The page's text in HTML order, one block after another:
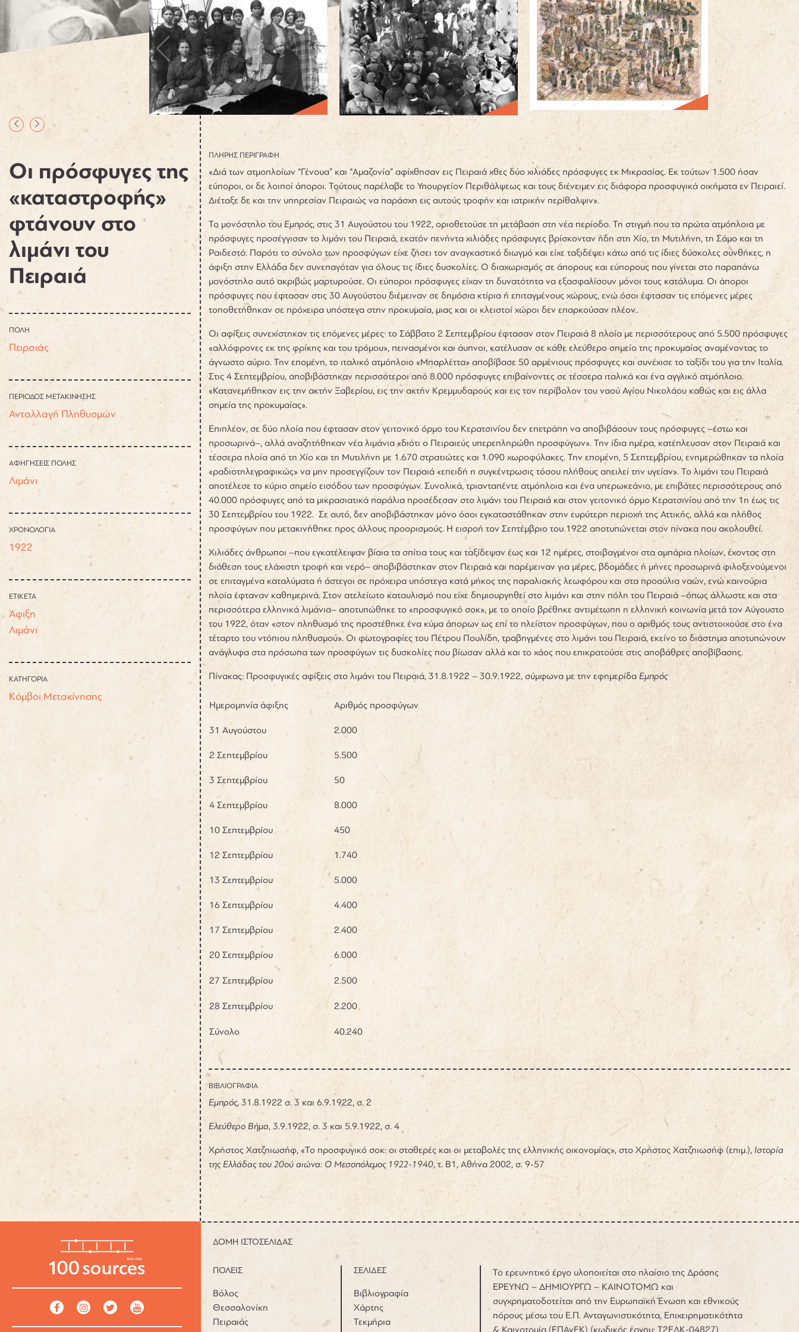
Οι πρόσφυγες της
«καταστροφής»
φτάνουν στο
λιμάνι του
Πειραιά
ΠΟΛΗ
Πειραιάς
ΠΕΡΙΟΔΟΣ ΜΕΤΑΚΙΝΗΣΗΣ
Ανταλλαγή Πληθυσμών
ΑΦΗΓΗΣΕΙΣ ΠΟΛΗΣ
Λιμάνι
ΧΡΟΝΟΛΟΓΙΑ
1922
ΕΤΙΚΕΤΑ
Άφιξη
Λιμάνι
ΚΑΤΗΓΟΡΙΑ
Κόμβοι Μετακίνησης
ΠΛΗΡΗΣ ΠΕΡΙΓΡΑΦΗ
«Διά των ατμοπλοίων “Γένουα” και “Αμαζονία” αφίχθησαν εις Πειραιά χθες δύο χιλιάδες πρόσφυγες εκ Μικρασίας. Εκ τούτων 1.500 ήσαν
εύποροι, οι δε λοιποί άποροι. Τούτους παρέλαβε το Υπουργείον Περιθάλψεως και τους διένειμεν εις διάφορα προσφυγικά οικήματα εν Πειραιεί.
Διέταξε δε και την υπηρεσίαν Πειραιώς να παράσχη εις αυτούς τροφήν και ιατρικήν περίθαλψιν».
Το μονόστηλο του Εμπρός, στις 31 Αυγούστου του 1922, οριοθετούσε τη μετάβαση στη νέα περίοδο. Τη στιγμή που τα πρώτα ατμόπλοια με
πρόσφυγες προσέγγισαν το λιμάνι του Πειραιά, εκατόν πενήντα χιλιάδες πρόσφυγες βρίσκονταν ήδη στη Χίο, τη Μυτιλήνη, τη Σάμο και τη
Ραιδεστό. Παρότι το σύνολο των προσφύγων είχε ζήσει τον αναγκαστικό διωγμό και είχε ταξιδέψει κάτω από τις ίδιες δύσκολες συνθήκες, η
άφιξη στην Ελλάδα δεν συνεπαγόταν για όλους τις ίδιες δυσκολίες. Ο διαχωρισμός σε άπορους και εύπορους που γίνεται στο παραπάνω
μονόστηλο αυτό ακριβώς μαρτυρούσε. Οι εύποροι πρόσφυγες είχαν τη δυνατότητα να εξασφαλίσουν μόνοι τους κατάλυμα. Οι άποροι
πρόσφυγες που έφτασαν στις 30 Αυγούστου διέμειναν σε δημόσια κτίρια ή επιταγμένους χώρους, ενώ όσοι έφτασαν τις επόμενες μέρες
τοποθετήθηκαν σε πρόχειρα υπόστεγα στην προκυμαία, μιας και οι κλειστοί χώροι δεν επαρκούσαν πλέον..
Οι αφίξεις συνεχίστηκαν τις επόμενες μέρες· το Σάββατο 2 Σεπτεμβρίου έφτασαν στον Πειραιά 8 πλοία με περισσότερους από 5.500 πρόσφυγες
«αλλόφρονες εκ της φρίκης και του τρόμου», πεινασμένοι και άυπνοι, κατέλυσαν σε κάθε ελεύθερο σημείο της προκυμαίας αναμένοντας το
άγνωστο αύριο. Την επομένη, το ιταλικό ατμόπλοιο «Μπαρλέττα» αποβίβασε 50 αρμένιους πρόσφυγες και συνέχισε το ταξίδι του για την Ιταλία.
Στις 4 Σεπτεμβρίου, αποβιβάστηκαν περισσότεροι από 8.000 πρόσφυγες επιβαίνοντες σε τέσσερα ιταλικά και ένα αγγλικό ατμόπλοιο.
«Κατανεμήθηκαν εις την ακτήν Ξαβερίου, εις την ακτήν Κρεμμυδαρούς και εις τον περίβολον του ναού Αγίου Νικολάου καθώς και εις άλλα
σημεία της προκυμαίας».
Επιπλέον, σε δύο πλοία που έφτασαν στον γειτονικό όρμο του Κερατσινίου δεν επετράπη να αποβιβάσουν τους πρόσφυγες –έστω και
προσωρινά–, αλλά αναζητήθηκαν νέα λιμάνια «διότι ο Πειραιεύς υπερεπληρώθη προσφύγων». Την ίδια ημέρα, κατέπλευσαν στον Πειραιά και
τέσσερα πλοία από τη Χίο και τη Μυτιλήνη με 1.670 στρατιώτες και 1.090 χωροφύλακες. Την επομένη, 5 Σεπτεμβρίου, ενημερώθηκαν τα πλοία
«ραδιοτηλεγραφικώς» να μην προσεγγίζουν τον Πειραιά «επειδή η συγκέντρωσις τόσου πλήθους απειλεί την υγείαν». Το λιμάνι του Πειραιά
αποτέλεσε το κύριο σημείο εισόδου των προσφύγων. Συνολικά, τριανταπέντε ατμόπλοια και ένα υπερωκεάνιο, με επιβάτες περισσότερους από
40.000 πρόσφυγες από τα μικρασιατικά παράλια προσέδεσαν στο λιμάνι του Πειραιά και στον γειτονικό όρμο Κερατσινίου από την 1η έως τις
30 Σεπτεμβρίου του 1922. Σε αυτό, δεν αποβιβάστηκαν μόνο όσοι εγκαταστάθηκαν στην ευρύτερη περιοχή της Αττικής, αλλά και πλήθος
προσφύγων που μετακινήθηκε προς άλλους προορισμούς. Η εισροή τον Σεπτέμβριο του 1922 αποτυπώνεται στον πίνακα που ακολουθεί.
Χιλιάδες άνθρωποι –που εγκατέλειψαν βίαια τα σπίτια τους και ταξίδεψαν έως και 12 ημέρες, στοιβαγμένοι στα αμπάρια πλοίων, έχοντας στη
διάθεση τους ελάχιστη τροφή και νερό– αποβιβάστηκαν στον Πειραιά και παρέμειναν για μέρες, βδομάδες ή μήνες προσωρινά φιλοξενούμενοι
σε επιταγμένα καταλύματα ή άστεγοι σε πρόχειρα υπόστεγα κατά μήκος της παραλιακής λεωφόρου και στα προαύλια ναών, ενώ καινούρια
πλοία έφταναν καθημερινά. Στον ατελείωτο καταυλισμό που είχε δημιουργηθεί στο λιμάνι και στην πόλη του Πειραιά –όπως άλλωστε και στα
περισσότερα ελληνικά λιμάνια– αποτυπώθηκε το «προσφυγικό σοκ», με το οποίο βρέθηκε αντιμέτωπη η ελληνική κοινωνία μετά τον Αύγουστο
του 1922, όταν «στον πληθυσμό της προστέθηκε ένα κύμα άπορων ως επί το πλείστον προσφύγων, που ο αριθμός τους αντιστοιχούσε στο ένα
τέταρτο του ντόπιου πληθυσμού». Οι φωτογραφίες του Πέτρου Πουλίδη, τραβηγμένες στο λιμάνι του Πειραιά, εκείνο το διάστημα αποτυπώνουν
ανάγλυφα στα πρόσωπα των προσφύγων τις δυσκολίες που βίωσαν αλλά και το χάος που επικρατούσε στις αποβάθρες αποβίβασης.
Πίνακας: Προσφυγικές αφίξεις στο λιμάνι του Πειραιά, 31.8.1922 – 30.9.1922, σύμφωνα με την εφημερίδα Εμπρός
Ημερομηνία άφιξης Αριθμός προσφύγων
31 Αυγούστου 2.000
2 Σεπτεμβρίου 5.500
3 Σεπτεμβρίου 50
4 Σεπτεμβρίου 8.000
10 Σεπτεμβρίου 450
12 Σεπτεμβρίου 1.740
13 Σεπτεμβρίου 5.000
16 Σεπτεμβρίου 4.400
17 Σεπτεμβρίου 2.400
20 Σεπτεμβρίου 6.000
27 Σεπτεμβρίου 2.500
28 Σεπτεμβρίου 2.200
Σύνολο 40.240
ΒΙΒΛΙΟΓΡΑΦΙΑ
Εμπρός, 31.8.1922 σ. 3 και 6.9.1922, σ. 2
Ελεύθερο Βήμα, 3.9.1922, σ. 3 και 5.9.1922, σ. 4
Χρήστος Χατζηιωσήφ, «Το προσφυγικό σοκ: οι σταθερές και οι μεταβολές της ελληνικής οικονομίας», στο Χρήστος Χατζηιωσήφ (επιμ.), Ιστορία
της Ελλάδας του 20ού αιώνα: Ο Μεσοπόλεμος 1922-1940, τ. Β1, Αθήνα 2002, σ. 9-57
ΔΟΜΗ ΙΣΤΟΣΕΛΙΔΑΣ
ΠΟΛΕΙΣ
Βόλος
Θεσσαλονίκη
Πειραιάς
ΣΕΛΙΔΕΣ
Βιβλιογραφία
Χάρτης
Τεκμήρια
Το ερευνητικό έργο υλοποιείται στο πλαίσιο της Δράσης
ΕΡΕΥΝΩ – ΔΗΜΙΟΥΡΓΩ – ΚΑΙΝΟΤΟΜΩ και
συγχρηματοδοτείται από την Ευρωπαϊκή Ένωση και εθνικούς
πόρους μέσω του Ε.Π. Ανταγωνιστικότητα, Επιχειρηματικότητα
& Καινοτομία (ΕΠΑνΕΚ) (κωδικός έργου: Τ2ΕΔΚ-04827)